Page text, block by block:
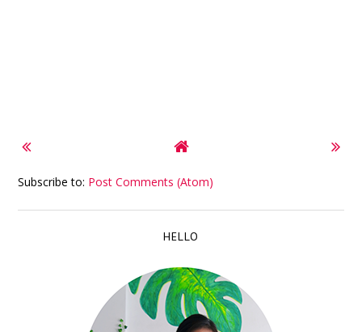
Subscribe to: Post Comments (Atom)
HELLO